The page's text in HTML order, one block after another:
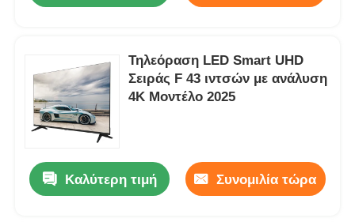
Τηλεόραση LED Smart UHD
Σειράς F 43 ιντσών με ανάλυση
4K Μοντέλο 2025
Καλύτερη τιμή Συνομιλία τώρα